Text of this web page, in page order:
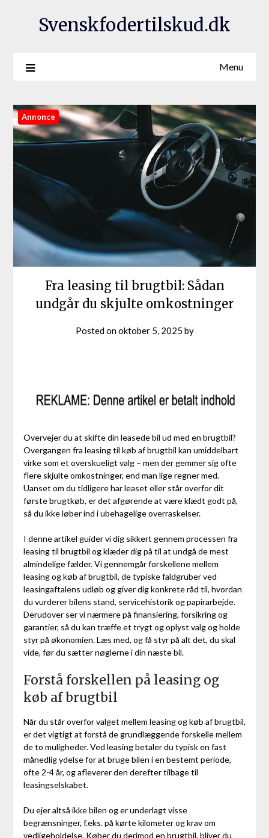
Svenskfodertilskud.dk
Menu
Annonce
Fra leasing til brugtbil: Sådan
undgår du skjulte omkostninger
Posted onoktober 5, 2025 by
Overvejer du at skifte din leasede bil ud med en brugtbil?
Overgangen fra leasing til køb af brugtbil kan umiddelbart
virke som et overskueligt valg – men der gemmer sig ofte
flere skjulte omkostninger, end man lige regner med.
Uanset om du tidligere har leaset eller står overfor dit
første brugtkøb, er det afgørende at være klædt godt på,
så du ikke løber ind i ubehagelige overraskelser.
I denne artikel guider vi dig sikkert gennem processen fra
leasing til brugtbil og klæder dig på til at undgå de mest
almindelige fælder. Vi gennemgår forskellene mellem
leasing og køb af brugtbil, de typiske faldgruber ved
leasingaftalens udløb og giver dig konkrete råd til, hvordan
du vurderer bilens stand, servicehistorik og papirarbejde.
Derudover ser vi nærmere på finansiering, forsikring og
garantier, så du kan træffe et trygt og oplyst valg og holde
styr på økonomien. Læs med, og få styr på alt det, du skal
vide, før du sætter nøglerne i din næste bil.
Forstå forskellen på leasing og
køb af brugtbil
Når du står overfor valget mellem leasing og køb af brugtbil,
er det vigtigt at forstå de grundlæggende forskelle mellem
de to muligheder. Ved leasing betaler du typisk en fast
månedlig ydelse for at bruge bilen i en bestemt periode,
ofte 2-4 år, og afleverer den derefter tilbage til
leasingselskabet.
Du ejer altså ikke bilen og er underlagt visse
begrænsninger, f.eks. på kørte kilometer og krav om
vedligeholdelse. Køber du derimod en brugtbil, bliver du